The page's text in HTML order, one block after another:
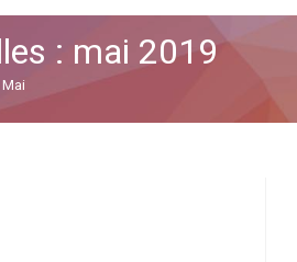
: mai 2019
Mai